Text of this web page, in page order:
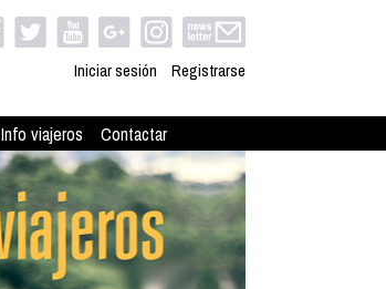
Iniciar sesión Registrarse
Info viajeros Contactar